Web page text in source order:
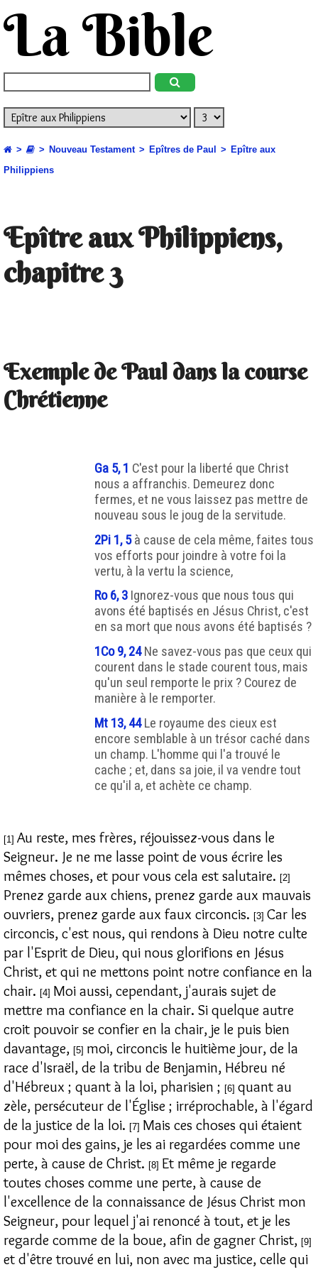
La Bible
Nouveau Testament Epîtres de Paul
Epître aux
Philippiens
Epître aux Philippiens,
chapitre 3
Exemple de Paul dans la course
Chrétienne
Ga 5, 1 C'est pour la liberté que Christ
nous a affranchis. Demeurez donc
fermes, et ne vous laissez pas mettre de
nouveau sous le joug de la servitude.
2Pi 1, 5à cause de cela même, faites tous
vos efforts pour joindre à votre foi la
vertu, à la vertu la science,
Ro 6, 3 Ignorez-vous que nous tous qui
avons été baptisés en Jésus Christ, c'est
en sa mort que nous avons été baptisés ?
1Co 9, 24Ne savez-vous pas que ceux qui
courent dans le stade courent tous, mais
qu'un seul remporte le prix ? Courez de
manière à le remporter.
Mt 13, 44Le royaume des cieux est
encore semblable à un trésor caché dans
un champ. L'homme qui l'a trouvé le
cache ; et, dans sa joie, il va vendre tout
ce qu'il a, et achète ce champ.
[1] Au reste, mes frères, réjouissez-vous dans le
Seigneur. Je ne me lasse point de vous écrire les
mêmes choses, et pour vous cela est salutaire. [2]
Prenez garde aux chiens, prenez garde aux mauvais
ouvriers, prenez garde aux faux circoncis. [3] Car les
circoncis, c'est nous, qui rendons à Dieu notre culte
par l'Esprit de Dieu, qui nous glorifions en Jésus
Christ, et qui ne mettons point notre confiance en la
chair. [4] Moi aussi, cependant, j'aurais sujet de
mettre ma confiance en la chair. Si quelque autre
croit pouvoir se confier en la chair, je le puis bien
davantage, [5] moi, circoncis le huitième jour, de la
race d'Israël, de la tribu de Benjamin, Hébreu né
d'Hébreux ; quant à la loi, pharisien ; [6] quant au
zèle, persécuteur de l'Église ; irréprochable, à l'égard
de la justice de la loi. [7] Mais ces choses qui étaient
pour moi des gains, je les ai regardées comme une
perte, à cause de Christ. [8] Et même je regarde
toutes choses comme une perte, à cause de
l'excellence de la connaissance de Jésus Christ mon
Seigneur, pour lequel j'ai renoncé à tout, et je les
regarde comme de la boue, afin de gagner Christ, [9]
et d'être trouvé en lui, non avec ma justice, celle qui